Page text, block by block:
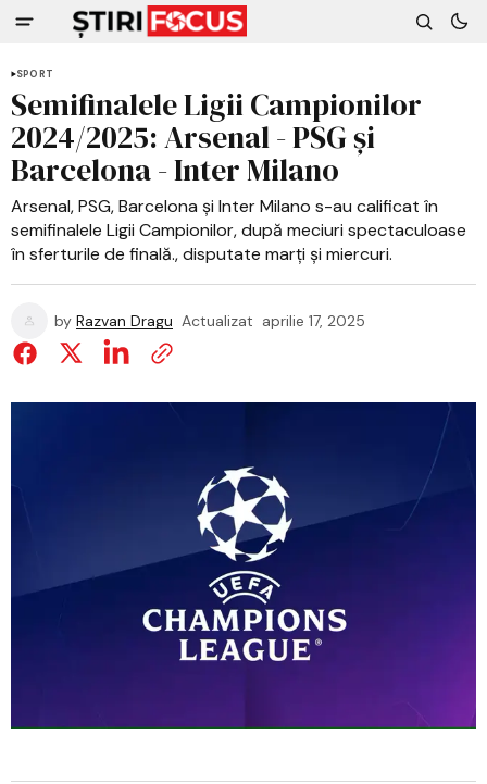
SPORT
Semifinalele Ligii Campionilor
2024/2025: Arsenal - PSG și
Barcelona - Inter Milano
Arsenal, PSG, Barcelona și Inter Milano s-au calificat în
semifinalele Ligii Campionilor, după meciuri spectaculoase
în sferturile de finală., disputate marți și miercuri.
by Razvan Dragu Actualizat aprilie 17, 2025